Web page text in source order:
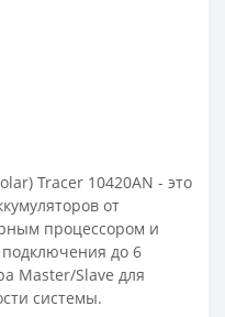
Tracer 10420AN - это
от
процессором и
до 6
Master/Slave для
системы.